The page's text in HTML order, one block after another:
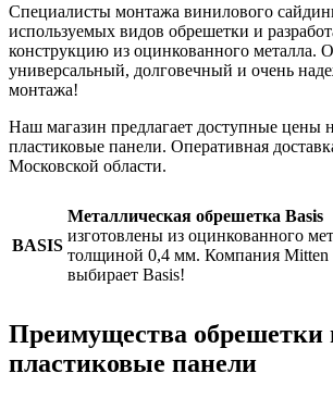
Специалисты монтажа винилового
используемых видов обрешетки и
конструкцию из оцинкованного металла.
универсальный, долговечный и очень
монтажа!
Наш магазин предлагает доступные цены
пластиковые панели. Оперативная
Московской области.
BASIS
Металлическая обрешетка Basis
изготовлены из оцинкованного
толщиной 0,4 мм. Компания Mitten
выбирает Basis!
Преимущества обрешетки
пластиковые панели